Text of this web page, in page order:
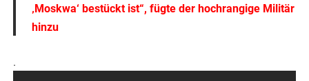
‚Moskwa‘ bestückt ist“, fügte der hochrangige Militär
hinzu
.